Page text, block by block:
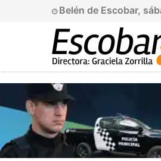
Belén de Escobar,